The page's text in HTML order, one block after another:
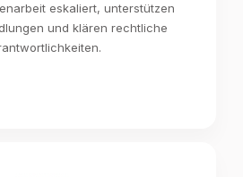
eskaliert, unterstützen
und klären rechtliche